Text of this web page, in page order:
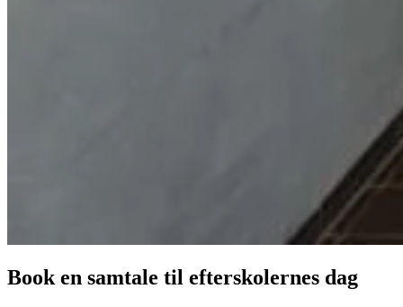
Book en samtale til efterskolernes dag